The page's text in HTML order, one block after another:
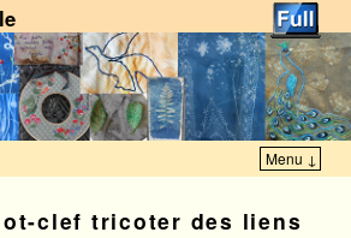
Menu ↓
clef tricoter des liens